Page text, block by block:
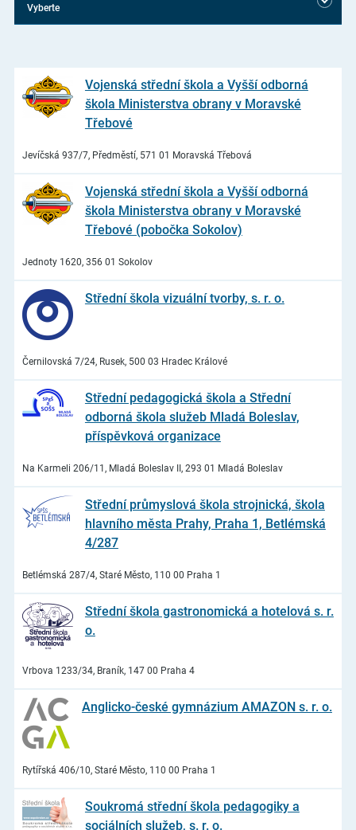
Vyberte
Vojenská střední škola a Vyšší odborná
škola Ministerstva obrany v Moravské
Třebové
Jevíčská 937/7, Předměstí, 571 01 Moravská Třebová
Vojenská střední škola a Vyšší odborná
škola Ministerstva obrany v Moravské
Třebové (pobočka Sokolov)
Jednoty 1620, 356 01 Sokolov
Střední škola vizuální tvorby, s. r. o.
Černilovská 7/24, Rusek, 500 03 Hradec Králové
Střední pedagogická škola a Střední
odborná škola služeb Mladá Boleslav,
příspěvková organizace
Na Karmeli 206/11, Mladá Boleslav II, 293 01 Mladá Boleslav
Střední průmyslová škola strojnická, škola
hlavního města Prahy, Praha 1, Betlémská
4/287
Betlémská 287/4, Staré Město, 110 00 Praha 1
Střední škola gastronomická a hotelová s. r.
o.
Vrbova 1233/34, Braník, 147 00 Praha 4
Anglicko-české gymnázium AMAZON s. r. o.
Rytířská 406/10, Staré Město, 110 00 Praha 1
Soukromá střední škola pedagogiky a
sociálních služeb, s. r. o.